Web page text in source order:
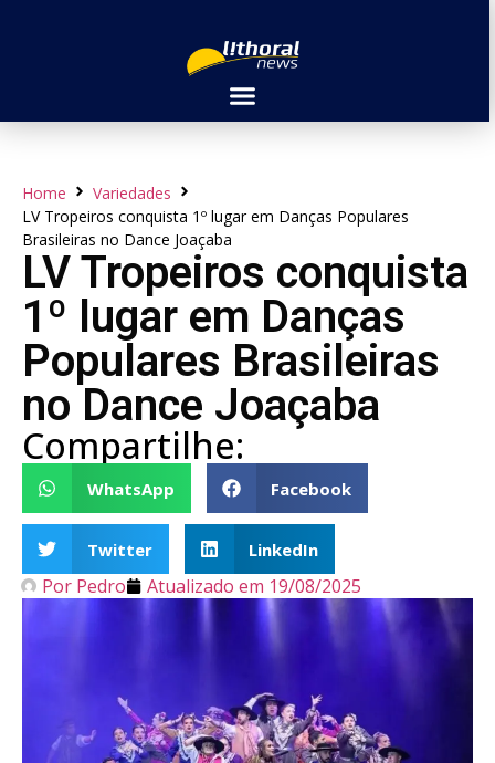
Home
Variedades
LV Tropeiros conquista 1º lugar em Danças Populares
Brasileiras no Dance Joaçaba
LV Tropeiros conquista
1º lugar em Danças
Populares Brasileiras
no Dance Joaçaba
Compartilhe:
WhatsApp Facebook
Twitter LinkedIn
Por Pedro Atualizado em 19/08/2025